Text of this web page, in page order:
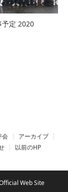
予定 2020
会
アーカイブ
以前のHP
Web Site